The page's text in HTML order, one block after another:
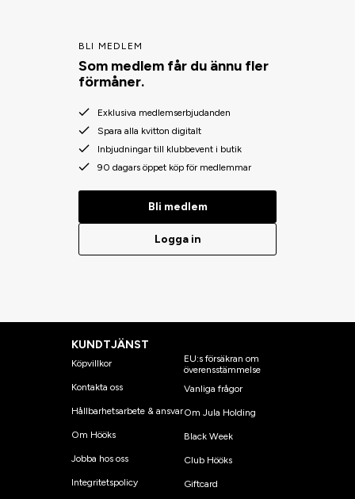
BLI MEDLEM
Som medlem får du ännu fler
förmåner.
Exklusiva medlemserbjudanden
Spara alla kvitton digitalt
Inbjudningar till klubbevent i butik
90 dagars öppet köp för medlemmar
Bli medlem
Logga in
KUNDTJÄNST
Köpvillkor
Kontakta oss
Hållbarhetsarbete & ansvar
Om Hööks
Jobba hos oss
Integritetspolicy
EU:s försäkran om
överensstämmelse
Vanliga frågor
Om Jula Holding
Black Week
Club Hööks
Giftcard